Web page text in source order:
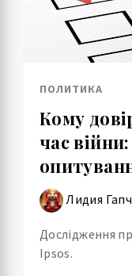
ПОЛИТИКА
Кому
час війни:
Лидия
Дослідження
Ipsos.